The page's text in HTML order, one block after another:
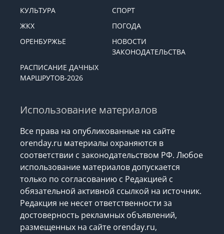
КУЛЬТУРА
СПОРТ
ЖКХ
ПОГОДА
ОРЕНБУРЖЬЕ
НОВОСТИ
ЗАКОНОДАТЕЛЬСТВА
РАСПИСАНИЕ ДАЧНЫХ
МАРШРУТОВ-2026
Использование материалов
Все права на опубликованные на сайте
orenday.ru материалы охраняются в
соответствии с законодательством РФ. Любое
использование материалов допускается
только по согласованию с Редакцией с
обязательной активной ссылкой на источник.
Редакция не несет ответственности за
достоверность рекламных объявлений,
размещенных на сайте orenday.ru,